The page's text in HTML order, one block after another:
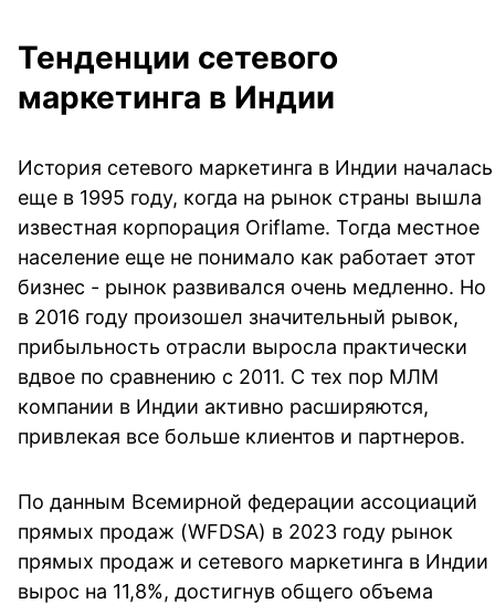
Тенденции сетевого
маркетинга в Индии
История сетевого маркетинга в Индии началась
еще в 1995 году, когда на рынок страны вышла
известная корпорация Oriflame. Тогда местное
население еще не понимало как работает этот
бизнес - рынок развивался очень медленно. Но
в 2016 году произошел значительный рывок,
прибыльность отрасли выросла практически
вдвое по сравнению с 2011. С тех пор МЛМ
компании в Индии активно расширяются,
привлекая все больше клиентов и партнеров.
По данным Всемирной федерации ассоциаций
прямых продаж (WFDSA) в 2023 году рынок
прямых продаж и сетевого маркетинга в Индии
вырос на 11,8%, достигнув общего объема